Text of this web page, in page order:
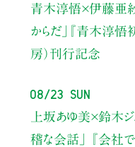
青木淳悟×伊藤亜
からだ」
『青木淳悟
房）刊行記念
08/23 Sun
上坂あゆ美×鈴木ジ
稽な会話」
『会社で